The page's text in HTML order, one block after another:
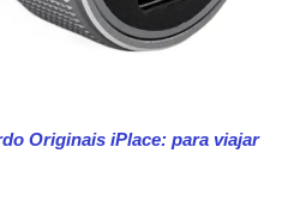
Originais iPlace: para viajar